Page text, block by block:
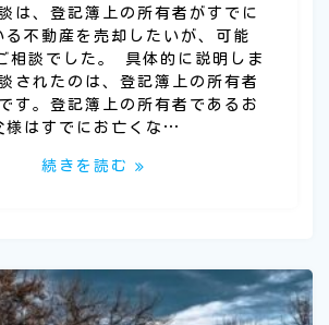
は、登記簿上の所有者がすでに
る不動産を売却したいが、可能
相談でした。 具体的に説明しま
されたのは、登記簿上の所有者
す。登記簿上の所有者であるお
様はすでにお亡くな…
続きを読む